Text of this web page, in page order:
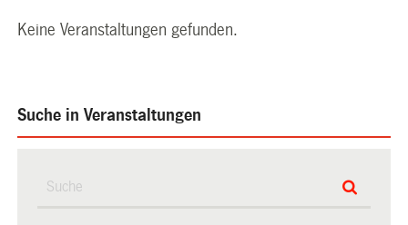
Keine Veranstaltungen gefunden.
Suche in Veranstaltungen